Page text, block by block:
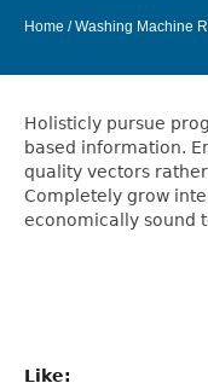
Home /Washing Machine
Holisticly pursue
based information.
quality vectors
Completely grow
economically sound
Like: